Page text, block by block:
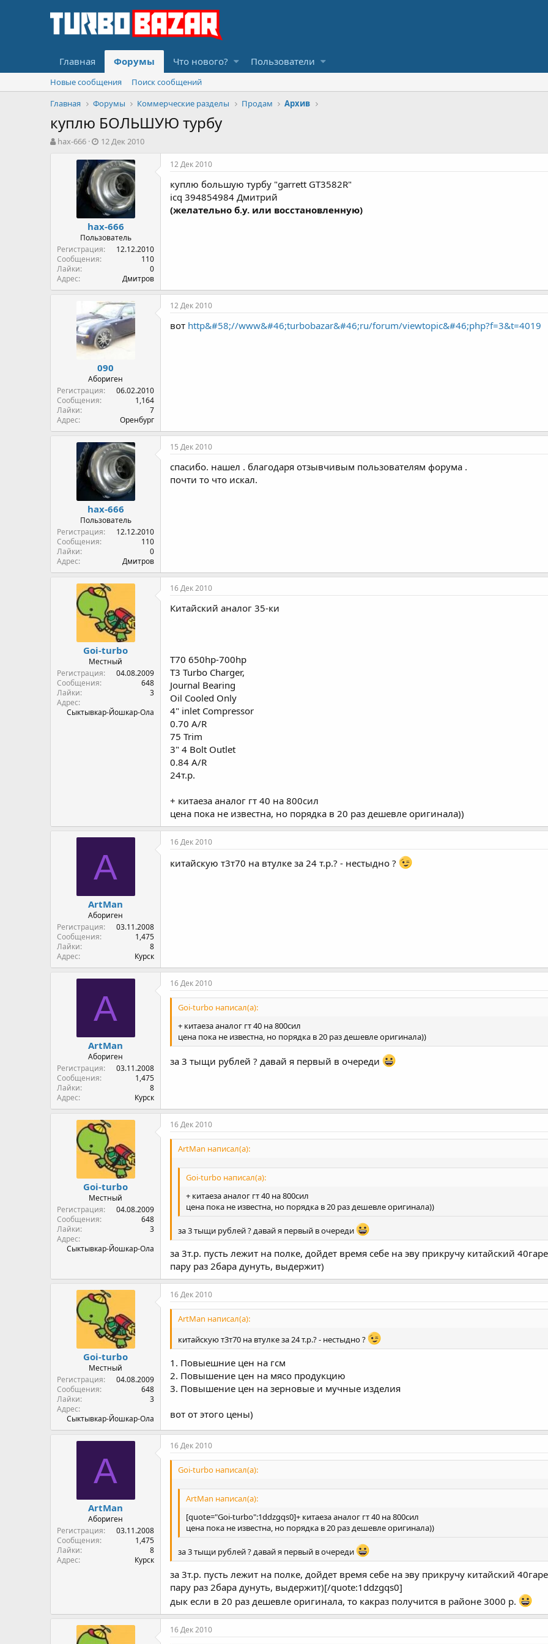
Главная Форумы Что нового? Пользователи
Новые сообщения
Поиск сообщений
Главная
Форумы Коммерческие разделы Продам Архив
куплю БОЛЬШУЮ турбу
А
hax-666
Д
т
а
н
а
ч
а
л
а
12 Дек 2010
hax-666
Пользователь
Регистрация
12.12.2010
Сообщения
110
Лайки
0
Адрес
Дмитров
12 Дек 2010
куплю большую турбу "garrett GT3582R"
icq 394854984 Дмитрий
(желательно б.у. или восстановленную)
090
Абориген
Регистрация
06.02.2010
Сообщения
1,164
Лайки
7
Адрес
Оренбург
12 Дек 2010
вот http&#58;//www&#46;turbobazar&#46;ru/forum/viewtopic&#46;php?f=3&t=4019
hax-666
Пользователь
Регистрация
12.12.2010
Сообщения
110
Лайки
0
Адрес
Дмитров
15 Дек 2010
спасибо. нашел . благодаря отзывчивым пользователям форума .
почти то что искал.
Goi-turbo
Местный
Регистрация
04.08.2009
Сообщения
648
Лайки
3
Адрес
Сыктывкар-Йошкар-Ола
16 Дек 2010
Китайский аналог 35-ки
T70 650hp-700hp
T3 Turbo Charger,
Journal Bearing
Oil Cooled Only
4" inlet Compressor
0.70 A/R
75 Trim
3" 4 Bolt Outlet
0.84 A/R
24т.р.
+ китаеза аналог гт 40 на 800сил
цена пока не известна, но порядка в 20 раз дешевле оригинала))
A
ArtMan
Абориген
Регистрация
03.11.2008
Сообщения
1,475
Лайки
8
Адрес
Курск
16 Дек 2010
китайскую т3т70 на втулке за 24 т.р.? - нестыдно ?
A
ArtMan
Абориген
Регистрация
03.11.2008
Сообщения
1,475
Лайки
8
Адрес
Курск
16 Дек 2010
Goi-turbo написал(а):
+ китаеза аналог гт 40 на 800сил
цена пока не известна, но порядка в 20 раз дешевле оригинала))
за 3 тыщи рублей ? давай я первый в очереди
Goi-turbo
Местный
Регистрация
04.08.2009
Сообщения
648
Лайки
3
Адрес
Сыктывкар-Йошкар-Ола
16 Дек 2010
ArtMan написал(а):
Goi-turbo написал(а):
+ китаеза аналог гт 40 на 800сил
цена пока не известна, но порядка в 20 раз дешевле оригинала))
за 3 тыщи рублей ? давай я первый в очереди
за 3т.р. пусть лежит на полке, дойдет время себе на эву прикручу китайский
пару раз 2бара дунуть, выдержит)
Goi-turbo
Местный
Регистрация
04.08.2009
Сообщения
648
Лайки
3
Адрес
Сыктывкар-Йошкар-Ола
16 Дек 2010
ArtMan написал(а):
китайскую т3т70 на втулке за 24 т.р.? - нестыдно ?
1. Повыешние цен на гсм
2. Повышение цен на мясо продукцию
3. Повышение цен на зерновые и мучные изделия
вот от этого цены)
A
ArtMan
Абориген
Регистрация
03.11.2008
Сообщения
1,475
Лайки
8
Адрес
Курск
16 Дек 2010
Goi-turbo написал(а):
ArtMan написал(а):
[quote="Goi-turbo":1ddzgqs0]+ китаеза аналог гт 40 на 800сил
цена пока не известна, но порядка в 20 раз дешевле оригинала))
за 3 тыщи рублей ? давай я первый в очереди
за 3т.р. пусть лежит на полке, дойдет время себе на эву прикручу китайский
пару раз 2бара дунуть, выдержит)[/quote:1ddzgqs0]
дык если в 20 раз дешевле оригинала, то какраз получится в районе 3000 р.
16 Дек 2010